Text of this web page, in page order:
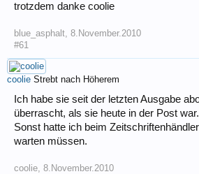
trotzdem danke coolie
blue_asphalt, 8.November.2010
#61
coolie Strebt nach Höherem
Ich habe sie seit der letzten Ausgabe
überrascht, als sie heute in der Post war.
Sonst hatte ich beim
warten müssen.
coolie, 8.November.2010